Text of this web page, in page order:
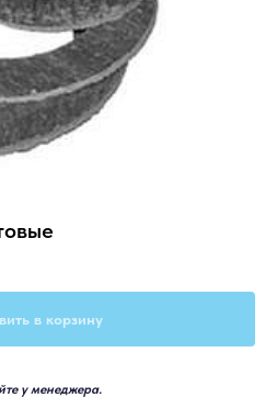
в корзину
у менеджера.